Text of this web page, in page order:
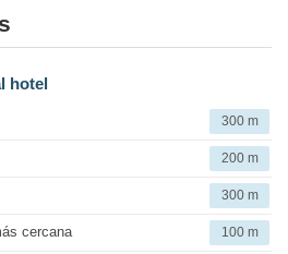
hotel
300 m
200 m
300 m
cercana 100 m